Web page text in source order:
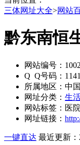
三体网址大全>网站
黔东南恒
网站编号：
Q Q号码：
所属地区： 中
网址分类： 生
网站标签： 医
网址链接：
一键直达 最近更新：